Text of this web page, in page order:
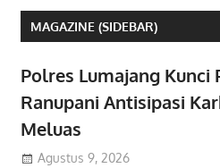
MAGAZINE (SIDEBAR)
Polres Lumajang Kunci
Ranupani Antisipasi
Meluas
Agustus 9, 2026